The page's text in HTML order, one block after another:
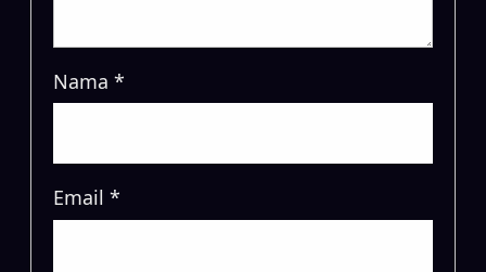
Nama *
Email *